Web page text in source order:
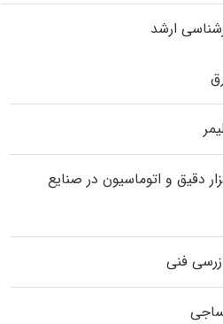
ارشد
دقیق و اتوماسیون در صنایع
فنی